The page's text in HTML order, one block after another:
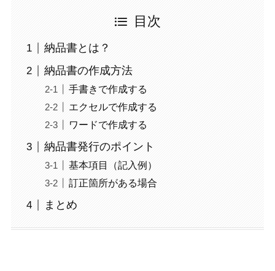
目次
納品書とは？
納品書の作成方法
手書きで作成する
エクセルで作成する
ワードで作成する
納品書発行のポイント
基本項目（記入例）
訂正箇所がある場合
まとめ